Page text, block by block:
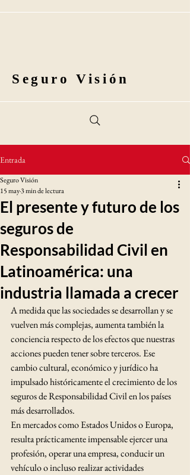
Seguro Visión
Entrada
El presente y futuro de los
seguros de
Responsabilidad Civil en
Latinoamérica: una
industria llamada a crecer
Seguro Visión
15 may3 min de lectura
A medida que las sociedades se desarrollan y se
vuelven más complejas, aumenta también la
conciencia respecto de los efectos que nuestras
acciones pueden tener sobre terceros. Ese
cambio cultural, económico y jurídico ha
impulsado históricamente el crecimiento de los
seguros de Responsabilidad Civil en los países
más desarrollados.
En mercados como Estados Unidos o Europa,
resulta prácticamente impensable ejercer una
profesión, operar una empresa, conducir un
vehículo o incluso realizar actividades